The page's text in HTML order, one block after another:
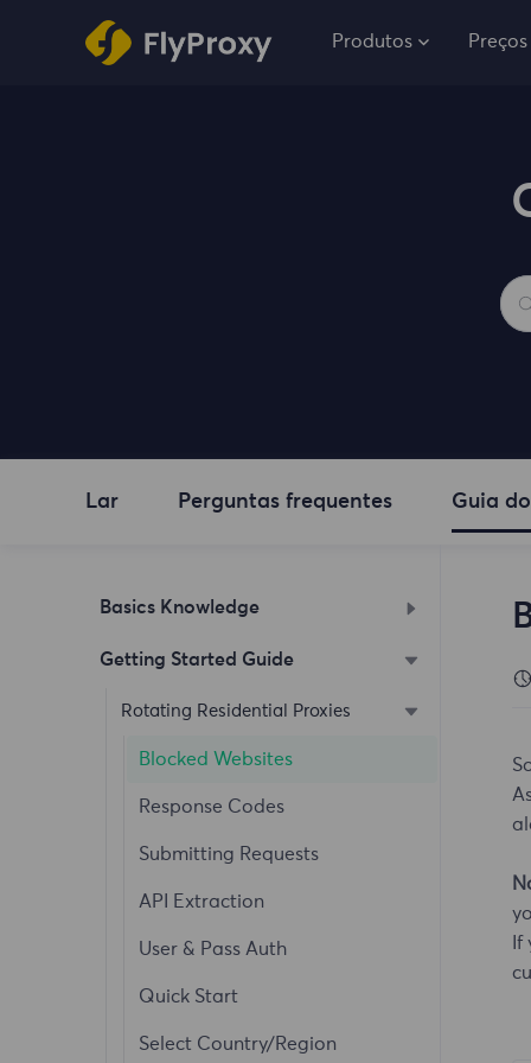
Produtos Preços
Lar Perguntas frequentes Guia
Basics Knowledge
How to Enable Notifications
What is FlyProxy
Extraction Method
Change Password
Purchase Guide
Registration Guide
Add User Tutorial
Whitelist Authentication
Dashboard
Getting Started Guide
Rotating Residential Proxies
Blocked Websites
Response Codes
Submitting Requests
API Extraction
User & Pass Auth
Quick Start
Select Country/Region
If